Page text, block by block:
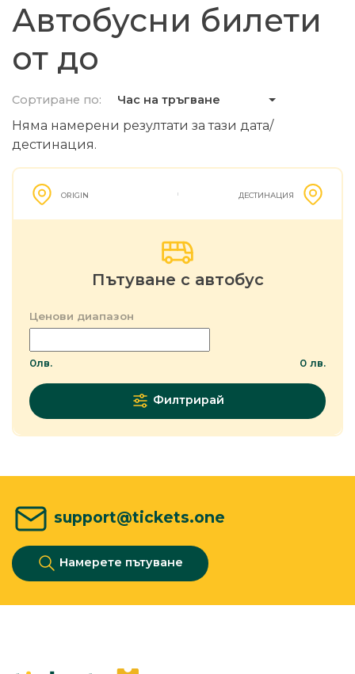
Автобусни билети
от до
Сортиране по: Час на тръгване
Няма намерени резултати за тази дата/
дестинация.
ORIGIN ДЕСТИНАЦИЯ
Пътуване с автобус
Ценови диапазон
0лв. 0 лв.
Филтрирай
support@tickets.one
Намерете пътуване